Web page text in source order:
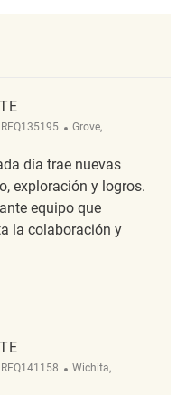
ReqId
REQ135195 Ubicación
Grove,
día trae nuevas
exploración y logros.
equipo que
la colaboración y
ReqId
REQ141158 Ubicación
Wichita,